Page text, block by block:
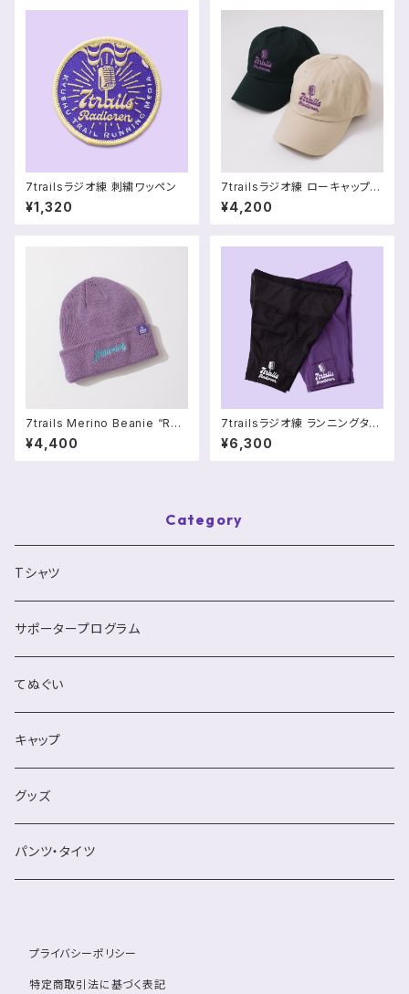
7trailsラジオ練 刺繍ワッペン
¥1,320
7trailsラジオ練 ローキャップ
（コットン100%）
¥4,200
7trails Merino Beanie “Ret
urning”
¥4,400
7trailsラジオ練 ランニングタイ
ツ
¥6,300
Category
Tシャツ
サポータープログラム
てぬぐい
キャップ
グッズ
パンツ・タイツ
プライバシーポリシー
特定商取引法に基づく表記